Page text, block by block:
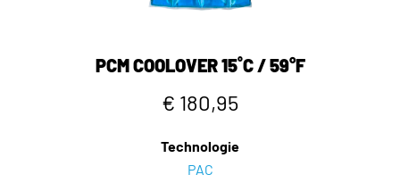
PCM COOLOVER 15˚C / 59°F
€ 180,95
Technologie
PAC